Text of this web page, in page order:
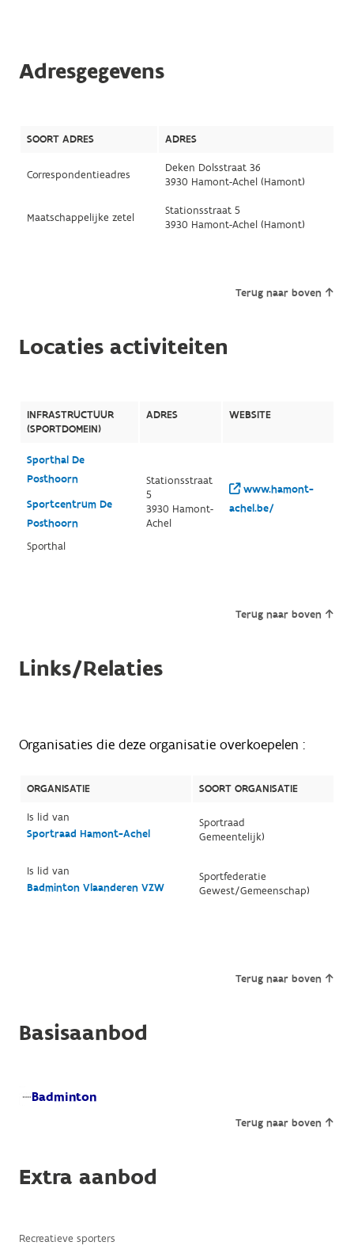
Adresgegevens
SOORT ADRES ADRES
Correspondentieadres
Deken Dolsstraat 36
3930 Hamont-Achel (Hamont)
Maatschappelijke zetel
Stationsstraat 5
3930 Hamont-Achel (Hamont)
Terug naar boven
Locaties activiteiten
INFRASTRUCTUUR
(SPORTDOMEIN)
ADRES WEBSITE
Sporthal De
Posthoorn
Sportcentrum De
Posthoorn
Sporthal
Stationsstraat
5
3930 Hamont-
Achel
www.hamont-
achel.be/
Terug naar boven
Links/Relaties
Organisaties die deze organisatie overkoepelen :
ORGANISATIE
SOORT ORGANISATIE
Is lid van
Sportraad Hamont-Achel
Sportraad
Gemeentelijk)
Is lid van
Badminton Vlaanderen VZW
Sportfederatie
Gewest/Gemeenschap)
Terug naar boven
Basisaanbod
Badminton
Terug naar boven
Extra aanbod
Recreatieve sporters